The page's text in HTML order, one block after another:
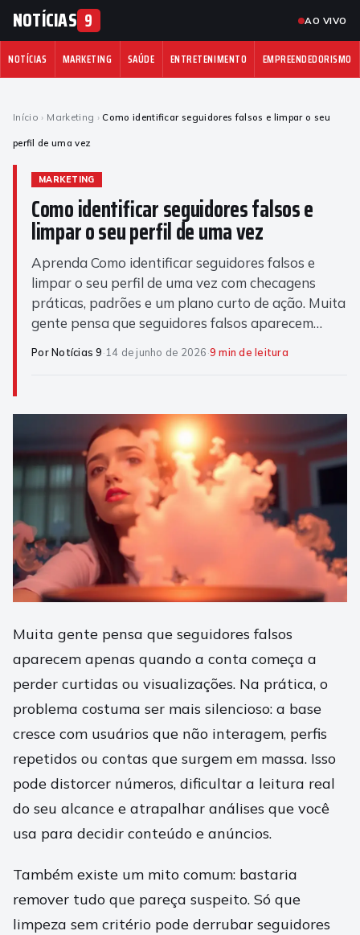
NOTÍCIAS 9 AO VIVO
NOTÍCIAS MARKETING SAÚDE ENTRETENIMENTO EMPREENDEDORISMO
Início › Marketing › Como identificar seguidores falsos e limpar o seu
perfil de uma vez
MARKETING
Como identificar seguidores falsos e
limpar o seu perfil de uma vez
Aprenda Como identificar seguidores falsos e
limpar o seu perfil de uma vez com checagens
práticas, padrões e um plano curto de ação. Muita
gente pensa que seguidores falsos aparecem…
Por Notícias 9·14 de junho de 2026·9 min de leitura
Muita gente pensa que seguidores falsos
aparecem apenas quando a conta começa a
perder curtidas ou visualizações. Na prática, o
problema costuma ser mais silencioso: a base
cresce com usuários que não interagem, perfis
repetidos ou contas que surgem em massa. Isso
pode distorcer números, dificultar a leitura real
do seu alcance e atrapalhar análises que você
usa para decidir conteúdo e anúncios.
Também existe um mito comum: bastaria
remover tudo que pareça suspeito. Só que
limpeza sem critério pode derrubar seguidores